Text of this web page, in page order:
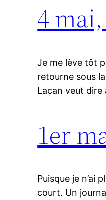
4 mai,
Je me lève tôt
retourne sous
Lacan veut dire
1er
Puisque je n’ai
court. Un